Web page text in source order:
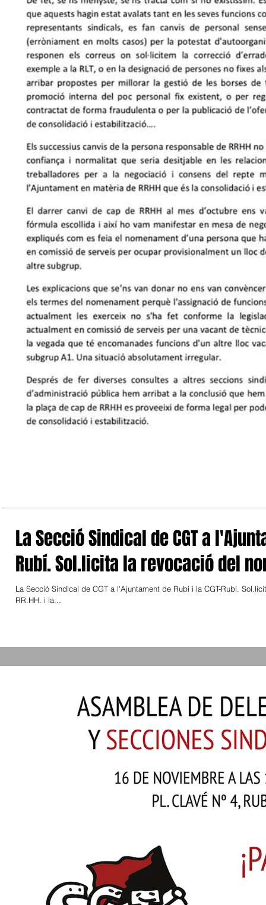
La Secció Sindical de CGT a
Rubí. Sol.licita la revocació del
La Secció Sindical de CGT a l'Ajuntament de Rubí i la CGT-Rubí.
RR.HH. i la...